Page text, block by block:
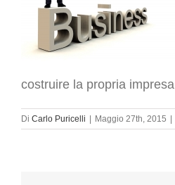
costruire la propria impresa
Di Carlo Puricelli Maggio 27th, 2015